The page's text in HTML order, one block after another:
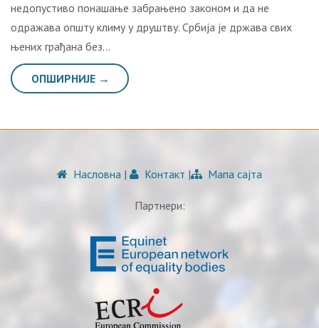
недопустиво понашање забрањено законом и да не
одражава општу климу у друштву. Србија је држава свих
њених грађана без…
ОПШИРНИЈЕ →
Насловна | Контакт | Мапа сајта
Партнери: